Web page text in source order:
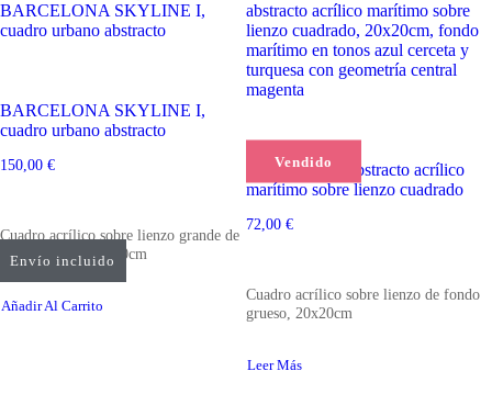
Envío incluido
BARCELONA SKYLINE I,
cuadro urbano abstracto
150,00 €
Cuadro acrílico sobre lienzo grande de
fondo grueso, 40x40cm
Añadir Al Carrito
Vendido
STOP, cuadro abstracto acrílico
marítimo sobre lienzo cuadrado
72,00 €
Cuadro acrílico sobre lienzo de fondo
grueso, 20x20cm
Leer Más